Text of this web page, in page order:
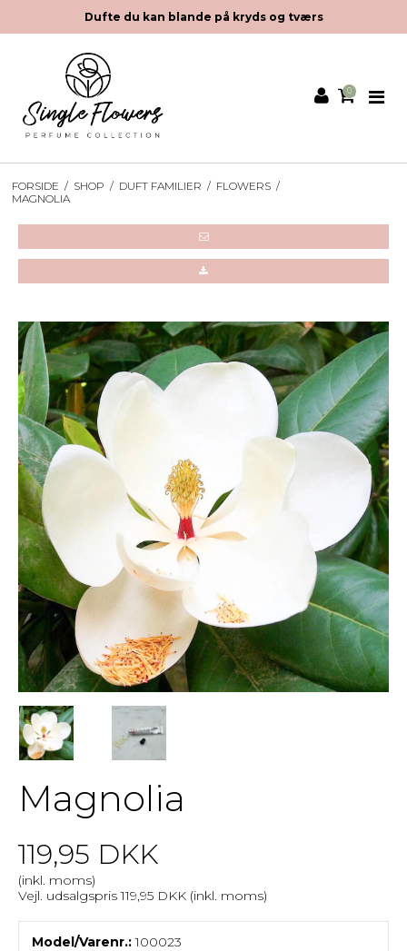
Gratis fragt over 500 kr.
0
FORSIDE / SHOP / DUFT FAMILIER / FLOWERS /
MAGNOLIA
Magnolia
119,95 DKK
(inkl. moms)
Vejl. udsalgspris 119,95 DKK (inkl. moms)
Model/Varenr.: 100023